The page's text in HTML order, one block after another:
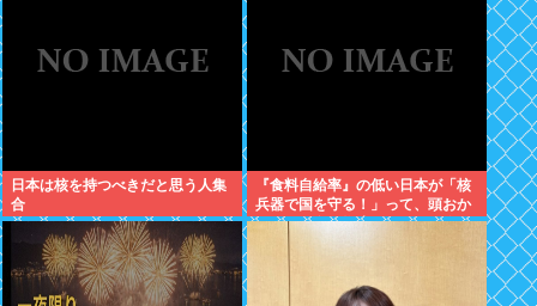
日本は核を持つべきだと思う人集
合
『食料自給率』の低い日本が「核
兵器で国を守る！」って、頭おか
しくね？食べ物止められたら終わ